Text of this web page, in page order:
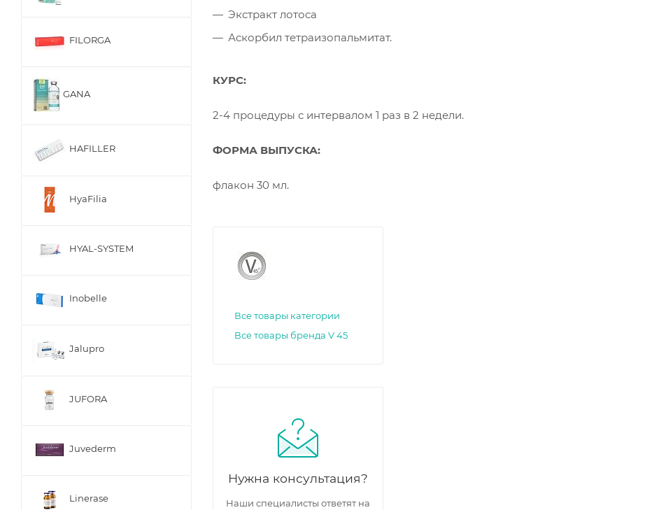
Экстракт лотоса
Аскорбил тетраизопальмитат.
КУРС:
2-4 процедуры с интервалом 1 раз в 2 недели.
ФОРМА ВЫПУСКА:
флакон 30 мл.
Все товары категории
Все товары бренда V 45
Нужна консультация?
Наши специалисты ответят на
FILORGA
GANA
HAFILLER
HyaFilia
HYAL-SYSTEM
Inobelle
Jalupro
JUFORA
Juvederm
Linerase